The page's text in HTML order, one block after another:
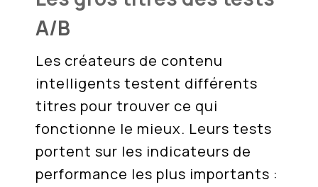
A/B
Les créateurs de contenu
intelligents testent différents
titres pour trouver ce qui
fonctionne le mieux. Leurs tests
portent sur les indicateurs de
performance les plus importants :